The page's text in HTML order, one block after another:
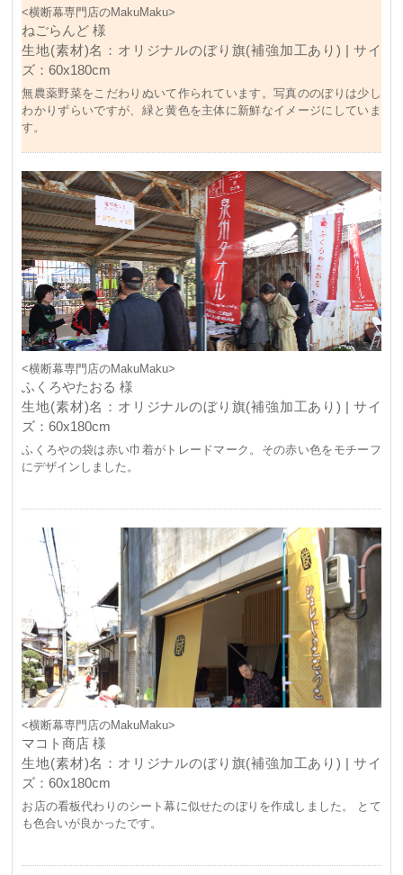
<横断幕専門店のMakuMaku>
ねごらんど 様
生地(素材)名：オリジナルのぼり旗(補強加工あり) | サイ
ズ：60x180cm
無農薬野菜をこだわりぬいて作られています。写真ののぼりは少し
わかりずらいですが、緑と黄色を主体に新鮮なイメージにしていま
す。
<横断幕専門店のMakuMaku>
ふくろやたおる 様
生地(素材)名：オリジナルのぼり旗(補強加工あり) | サイ
ズ：60x180cm
ふくろやの袋は赤い巾着がトレードマーク。その赤い色をモチーフ
にデザインしました。
<横断幕専門店のMakuMaku>
マコト商店 様
生地(素材)名：オリジナルのぼり旗(補強加工あり) | サイ
ズ：60x180cm
お店の看板代わりのシート幕に似せたのぼりを作成しました。 とて
も色合いが良かったです。